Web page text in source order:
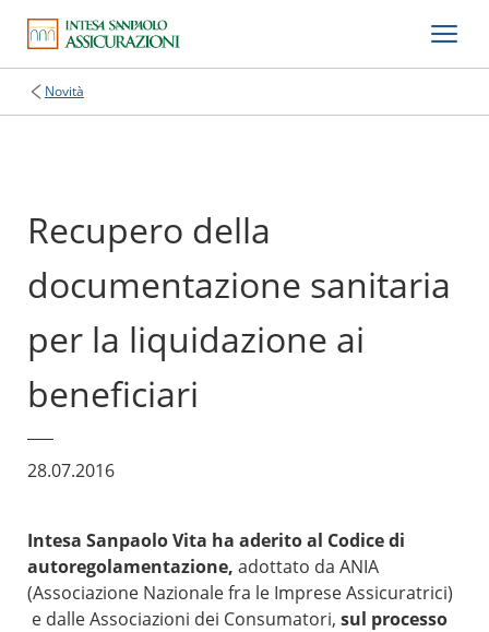
Novità
Recupero della
documentazione sanitaria
per la liquidazione ai
beneficiari
28.07.2016
Intesa Sanpaolo Vita ha aderito al Codice di
autoregolamentazione, adottato da ANIA
(Associazione Nazionale fra le Imprese Assicuratrici)
e dalle Associazioni dei Consumatori, sul processo